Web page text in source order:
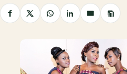
PartagerPartagerPartager
WhatsApp
Partager
LinkedIn
Partager
e-
mail
Copier
le